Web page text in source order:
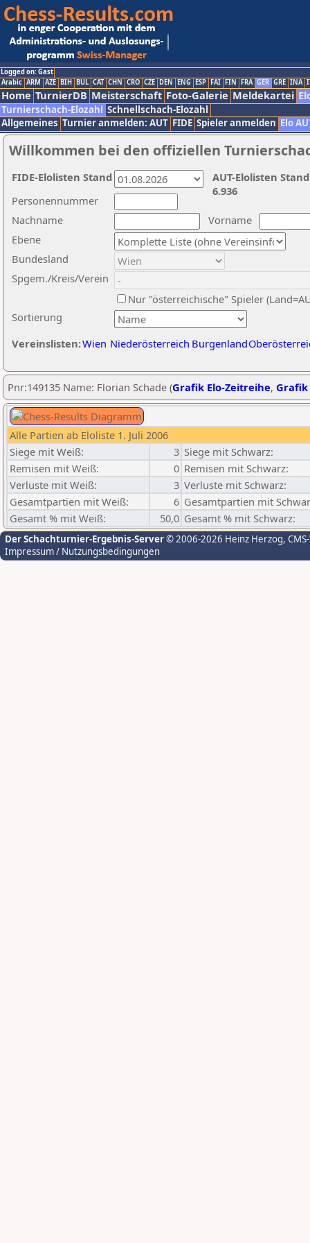
Logged on: Gast
Arabic ARM AZE BIH BUL CAT CHN CRO CZE DEN ENG ESP FAI FIN FRA GER GRE INA
Home TurnierDB Meisterschaft Foto-Galerie Meldekartei
Turnierschach-Elozahl Schnellschach-Elozahl
Allgemeines Turnier anmelden: AUT FIDE Spieler anmelden Elo
Willkommen bei den offiziellen
Nachname
Vorname
Ebene
Sortierung
Personennummer
Bundesland
Spgem./Kreis/Verein
Nur "österreichische" Spieler
Vereinslisten:Wien Niederösterreich Burgenland
AUT-Elolisten
6.936
FIDE-Elolisten Stand
Pnr:149135 Name: Florian Schade (Grafik Elo-Zeitreihe, Grafik
Alle Partien ab Eloliste 1. Juli 2006
Siege mit Weiß:
3 Siege mit Schwarz:
Remisen mit Weiß:
0 Remisen mit Schwarz:
Verluste mit Weiß:
3 Verluste mit Schwarz:
Gesamtpartien mit Weiß:
6 Gesamtpartien mit
Gesamt % mit Weiß:
50,0 Gesamt % mit Schwarz:
Der Schachturnier-Ergebnis-Server© 2006-2026 Heinz Herzog,
Impressum / Nutzungsbedingungen